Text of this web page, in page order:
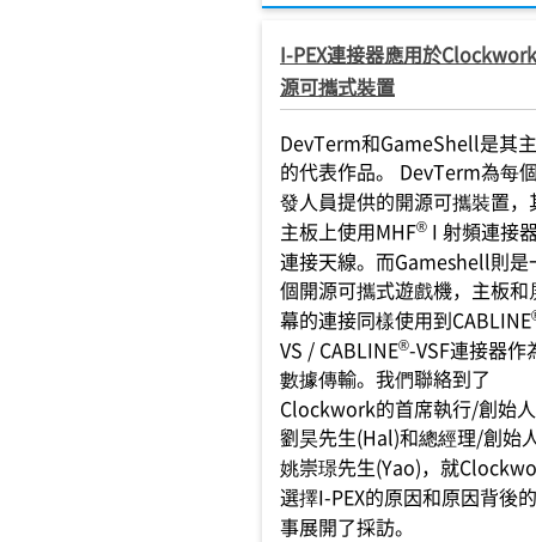
I-PEX連接器應用於
源可攜式裝置
DevTerm和GameShell是其
的代表作品。 DevTerm為每
發人員提供的開源可攜裝置，
主板上使用MHF® I 射頻連接
連接天線。而Gameshell則是
個開源可攜式遊戲機，主板和
幕的連接同樣使用到CABLINE
VS / CABLINE®-VSF連接器作
數據傳輸。我們聯絡到了
Clockwork的首席執行/創始
劉昊先生(Hal)和總經理/創始
姚崇璟先生(Yao)，就
選擇I-PEX的原因和原因背後
事展開了採訪。